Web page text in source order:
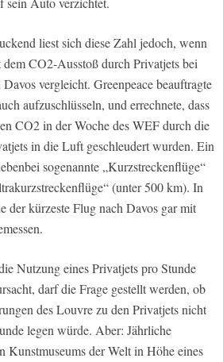
liest sich diese Zahl jedoch, wenn
CO2-Ausstoß durch Privatjets bei
vergleicht. Greenpeace beauftragte
aufzuschlüsseln, und errechnete, dass
CO2 in der Woche des WEF durch die
in die Luft geschleudert wurden. Ein
sogenannte „Kurzstreckenflüge“
(unter 500 km). In
der kürzeste Flug nach Davos gar mit
Nutzung eines Privatjets pro Stunde
darf die Frage gestellt werden, ob
des Louvre zu den Privatjets nicht
legen würde. Aber: Jährliche
Kunstmuseums der Welt in Höhe eines